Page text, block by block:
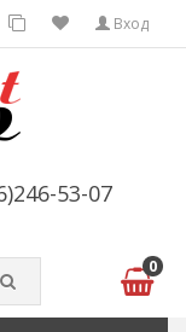
Вход
53-07
0